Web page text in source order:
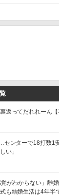
返ってだれれーん【
センターで18打数1
い」
がわからない」離
も結婚生活は4年半